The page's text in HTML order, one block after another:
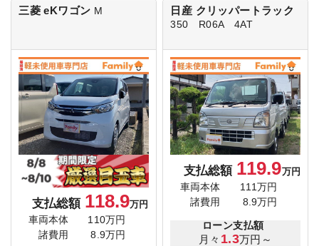
三菱 eKワゴン M
支払総額 118.9万円
車両本体
110万円
諸費用
8.9万円
日産 クリッパートラック
350 R06A 4AT
支払総額 119.9万円
車両本体
111万円
諸費用
8.9万円
ローン支払額
月々 1.3万円～